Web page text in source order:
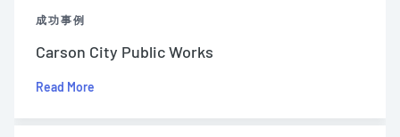
成功事例
Carson City Public Works
Read More